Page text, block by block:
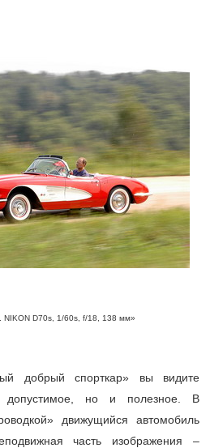
D70s, 1/60s, f/18, 138 мм»
добрый спорткар» вы видите
допустимое, но и полезное. В
движущийся автомобиль
часть изображения –